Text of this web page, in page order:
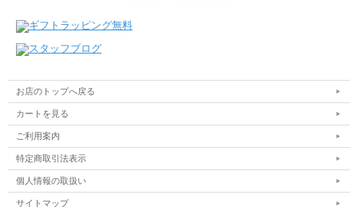
お店のトップへ戻る
カートを見る
ご利用案内
特定商取引法表示
個人情報の取扱い
サイトマップ